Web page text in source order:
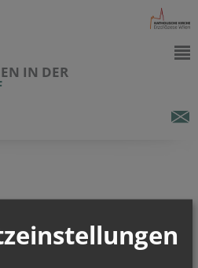
IN DER